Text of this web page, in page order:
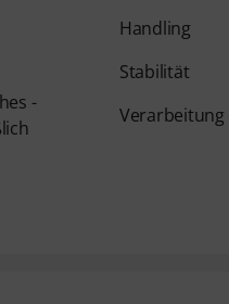
-
Handling
Stabilität
Verarbeitung